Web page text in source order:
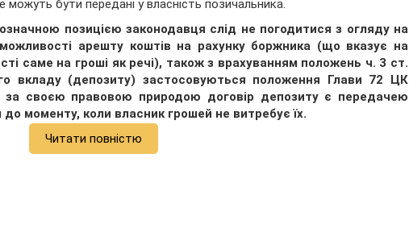
можуть бути передані у власність позичальника.
позицією законодавця слід не погодитися з огляду на
арешту коштів на рахунку боржника (що вказує на
саме на гроші як речі), також з врахуванням положень ч. 3 ст.
вкладу (депозиту) застосовуються положення Глави 72 ЦК
за своєю правовою природою договір депозиту є передачею
моменту, коли власник грошей не витребує їх.
Читати повністю